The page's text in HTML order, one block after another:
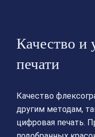
Качество и
печати
Качество
другим методам,
цифровая печать.